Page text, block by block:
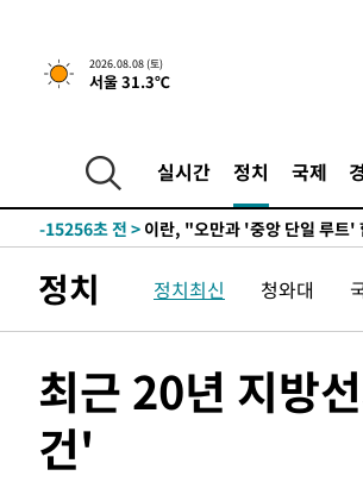
2026.08.08 (토)
서울 31.3℃
실시간 정치 국제
후임
-23721초 전 >이강인, 폭염 속 AT마드리드 첫
-20860초 전 >미 사업체 일자리, 7월에 2.3만
-16171초 전 >
[속보]이 대통령 "부동산 공급
-15256초 전 >
운드는 임시"
-6824초 전 > "낮 기온 소폭 하락"…수도권 폭
포
-6751초 전 >
[단독]중수청 지원 검사들, 정원
-4722초 전 >낮 최고 37도 찜통더위…곳곳 소
응"
1분 전 >여자배구 이재영·이다영 자매, 아제르
14분 전 >
18분 전 >
정치 정치최신 청와대
최근 20년 지방
건'